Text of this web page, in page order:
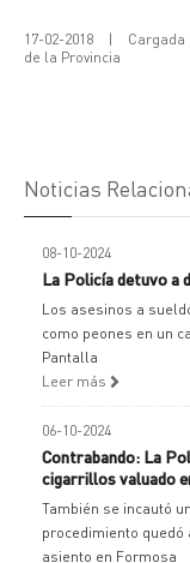
17-02-2018 | Cargada
de la Provincia
Noticias
08-10-2024
La Policía detuvo a
Los asesinos a
como peones en un
Pantalla
Leer más
06-10-2024
Contrabando: La
cigarrillos valuado
También se incautó
procedimiento quedó
asiento en Formosa